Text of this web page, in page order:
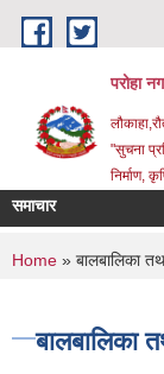
Skip to main content
परोहा
"सुचना
निर्माण,
समाचार
You are
Home » बालबालिका
बालबालिका